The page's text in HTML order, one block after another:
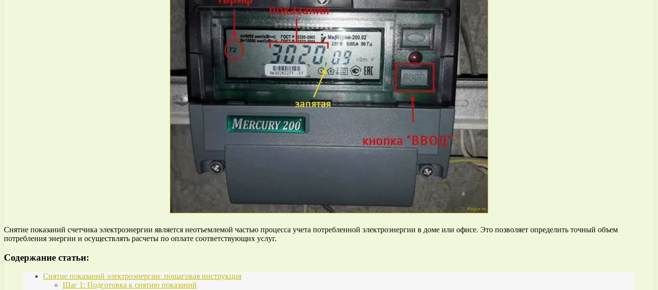
Снятие показаний счетчика электроэнергии является неотъемлемой частью процесса учета потребленной электроэнергии в доме или офисе. Это позволяет определить точный объем
потребления энергии и осуществлять расчеты по оплате соответствующих услуг.
Содержание статьи:
Снятие показаний электроэнергии: пошаговая инструкция
Шаг 1: Подготовка к снятию показаний